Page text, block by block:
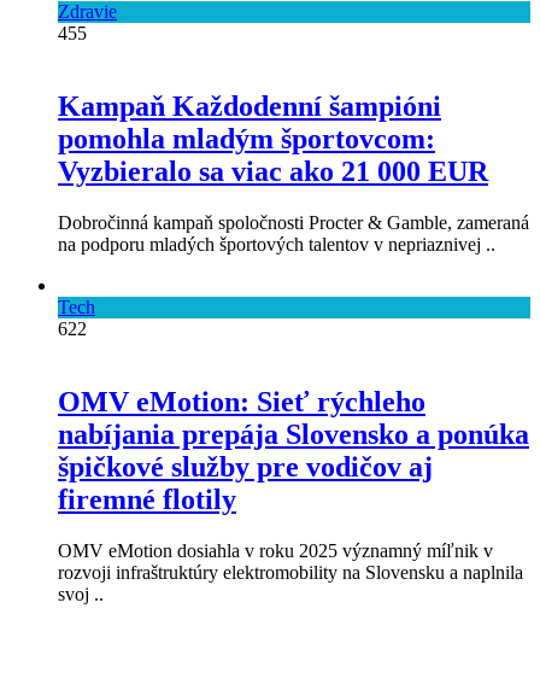
Zdravie
455
Kampaň Každodenní šampióni
pomohla mladým športovcom:
Vyzbieralo sa viac ako 21 000 EUR
Dobročinná kampaň spoločnosti Procter & Gamble, zameraná
na podporu mladých športových talentov v nepriaznivej ..
Tech
622
OMV eMotion: Sieť rýchleho
nabíjania prepája Slovensko a ponúka
špičkové služby pre vodičov aj
firemné flotily
OMV eMotion dosiahla v roku 2025 významný míľnik v
rozvoji infraštruktúry elektromobility na Slovensku a naplnila
svoj ..